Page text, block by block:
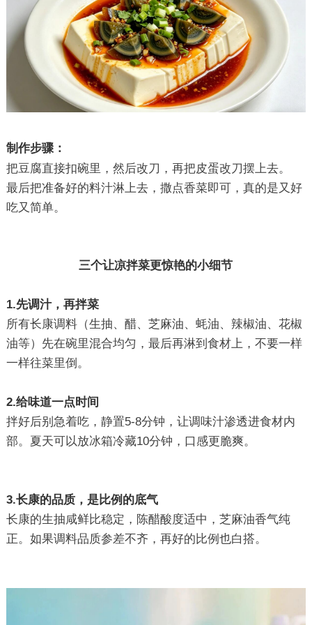
制作步骤：
把豆腐直接扣碗里，然后改刀，再把皮蛋改刀摆上去。
最后把准备好的料汁淋上去，撒点香菜即可，真的是又好
吃又简单。
三个让凉拌菜更惊艳的小细节
1.先调汁，再拌菜
所有长康调料（生抽、醋、芝麻油、蚝油、辣椒油、花椒
油等）先在碗里混合均匀，最后再淋到食材上，不要一样
一样往菜里倒。
2.给味道一点时间
拌好后别急着吃，静置5-8分钟，让调味汁渗透进食材内
部。夏天可以放冰箱冷藏10分钟，口感更脆爽。
3.长康的品质，是比例的底气
长康的生抽咸鲜比稳定，陈醋酸度适中，芝麻油香气纯
正。如果调料品质参差不齐，再好的比例也白搭。